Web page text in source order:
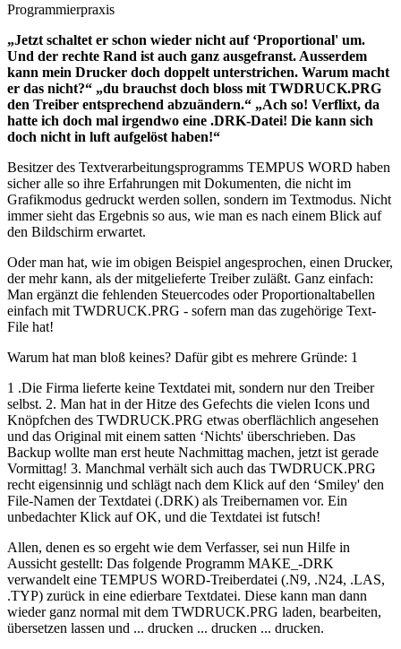
Programmierpraxis
„Jetzt schaltet er schon wieder nicht auf ‘Proportional' um.
Und der rechte Rand ist auch ganz ausgefranst. Ausserdem
kann mein Drucker doch doppelt unterstrichen. Warum macht
er das nicht?“ „du brauchst doch bloss mit TWDRUCK.PRG
den Treiber entsprechend abzuändern.“ „Ach so! Verflixt, da
hatte ich doch mal irgendwo eine .DRK-Datei! Die kann sich
doch nicht in luft aufgelöst haben!“
Besitzer des Textverarbeitungsprogramms TEMPUS WORD haben
sicher alle so ihre Erfahrungen mit Dokumenten, die nicht im
Grafikmodus gedruckt werden sollen, sondern im Textmodus. Nicht
immer sieht das Ergebnis so aus, wie man es nach einem Blick auf
den Bildschirm erwartet.
Oder man hat, wie im obigen Beispiel angesprochen, einen Drucker,
der mehr kann, als der mitgelieferte Treiber zuläßt. Ganz einfach:
Man ergänzt die fehlenden Steuercodes oder Proportionaltabellen
einfach mit TWDRUCK.PRG - sofern man das zugehörige Text-
File hat!
Warum hat man bloß keines? Dafür gibt es mehrere Gründe: 1
1 .Die Firma lieferte keine Textdatei mit, sondern nur den Treiber
selbst. 2. Man hat in der Hitze des Gefechts die vielen Icons und
Knöpfchen des TWDRUCK.PRG etwas oberflächlich angesehen
und das Original mit einem satten ‘Nichts' überschrieben. Das
Backup wollte man erst heute Nachmittag machen, jetzt ist gerade
Vormittag! 3. Manchmal verhält sich auch das TWDRUCK.PRG
recht eigensinnig und schlägt nach dem Klick auf den ‘Smiley' den
File-Namen der Textdatei (.DRK) als Treibernamen vor. Ein
unbedachter Klick auf OK, und die Textdatei ist futsch!
Allen, denen es so ergeht wie dem Verfasser, sei nun Hilfe in
Aussicht gestellt: Das folgende Programm MAKE_-DRK
verwandelt eine TEMPUS WORD-Treiberdatei (.N9, .N24, .LAS,
.TYP) zurück in eine edierbare Textdatei. Diese kann man dann
wieder ganz normal mit dem TWDRUCK.PRG laden, bearbeiten,
übersetzen lassen und ... drucken ... drucken ... drucken.